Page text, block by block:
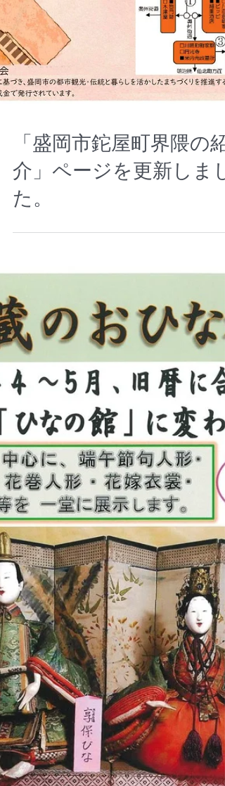
「盛岡市鉈屋町界隈の紹
介」ページを更新しまし
た。